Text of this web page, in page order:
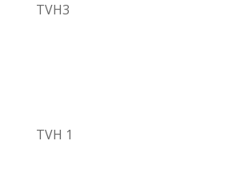
TVH3
TVH 1